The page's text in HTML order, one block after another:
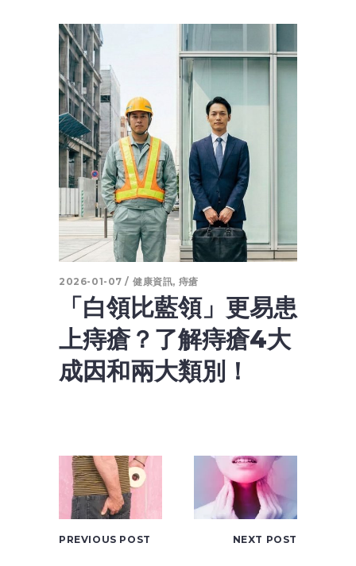
2026-01-07 健康資訊, 痔瘡
「白領比藍領」更易患
上痔瘡？了解痔瘡4大
成因和兩大類別！
PREVIOUS POST NEXT POST